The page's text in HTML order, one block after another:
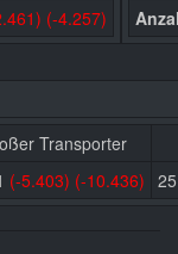
(-4.257)
Transporter
(-5.403) (-10.436)